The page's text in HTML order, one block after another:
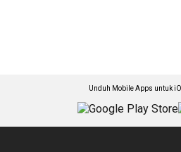
Unduh Mobile Apps untuk